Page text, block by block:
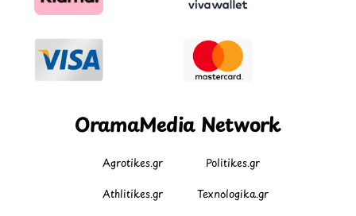
OramaMedia Network
Agrotikes.gr Politikes.gr
Athlitikes.gr Texnologika.gr